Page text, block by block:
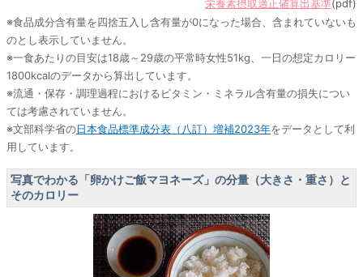
栄養素摂取適正値算出基準(pdf)
※食品成分含有量を四捨五入し含有量が0になった場合、含まれていないも
のとし表示していません。
※一食あたりの目安は18歳～29歳の平常時女性51kg、一日の想定カロリー
1800kcalのデータから算出しています。
※流通・保存・調理過程におけるビタミン・ミネラル含有量の損失につい
ては考慮されていません。
※文部科学省の日本食品標準成分表（八訂）増補2023年をデータとして利
用しています。
写真でわかる「卵かけご飯マヨネーズ」の分量（大きさ・重さ）と
そのカロリー